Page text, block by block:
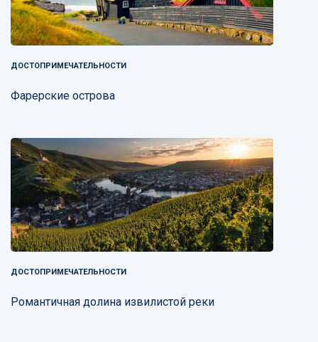
ДОСТОПРИМЕЧАТЕЛЬНОСТИ
Фарерские острова
ДОСТОПРИМЕЧАТЕЛЬНОСТИ
Романтичная долина извилистой реки